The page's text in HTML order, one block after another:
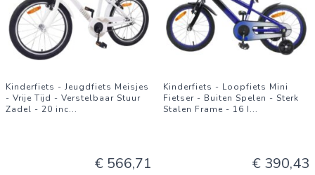
Kinderfiets - Jeugdfiets Meisjes
- Vrije Tijd - Verstelbaar Stuur
Zadel - 20 inc...
€ 566,71
Kinderfiets - Loopfiets Mini
Fietser - Buiten Spelen - Sterk
Stalen Frame - 16 I...
€ 390,43